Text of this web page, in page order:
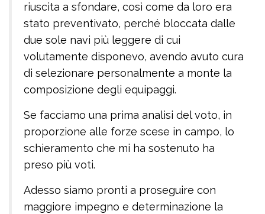
riuscita a sfondare, così come da loro era
stato preventivato, perché bloccata dalle
due sole navi più leggere di cui
volutamente disponevo, avendo avuto cura
di selezionare personalmente a monte la
composizione degli equipaggi.
Se facciamo una prima analisi del voto, in
proporzione alle forze scese in campo, lo
schieramento che mi ha sostenuto ha
preso più voti.
Adesso siamo pronti a proseguire con
maggiore impegno e determinazione la